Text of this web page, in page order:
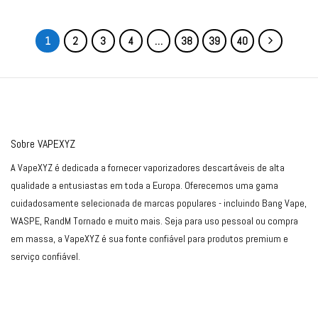
1 2 3 4 … 38 39 40
Sobre VAPEXYZ
A VapeXYZ é dedicada a fornecer vaporizadores descartáveis de alta
qualidade a entusiastas em toda a Europa. Oferecemos uma gama
cuidadosamente selecionada de marcas populares - incluindo Bang Vape,
WASPE, RandM Tornado e muito mais. Seja para uso pessoal ou compra
em massa, a VapeXYZ é sua fonte confiável para produtos premium e
serviço confiável.